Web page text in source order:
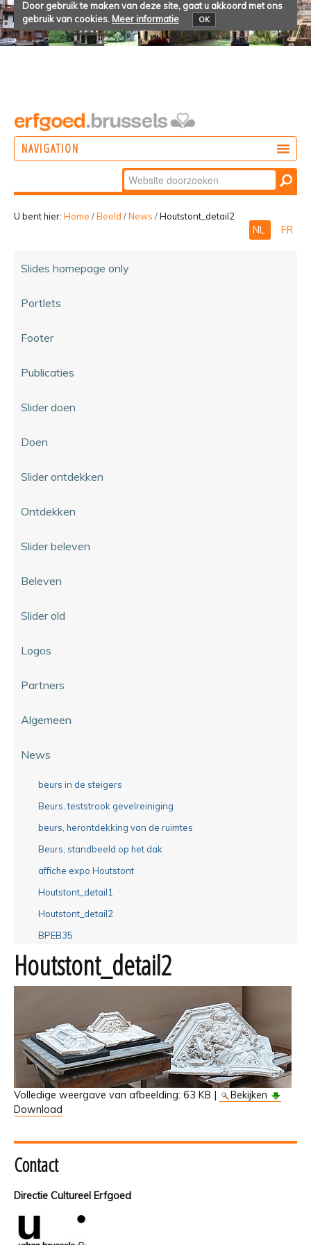
Door gebruik te maken van deze site, gaat u akkoord met ons
gebruik van cookies. Meer informatie OK
NAVIGATION
Zoek
Geavanceerd
zoeken...
U bent hier: Home /Beeld /News /Houtstont_detail2
NL FR
Slides homepage only
Portlets
Footer
Publicaties
Slider doen
Doen
Slider ontdekken
Ontdekken
Slider beleven
Beleven
Slider old
Logos
Partners
Algemeen
News
beurs in de steigers
Beurs, teststrook gevelreiniging
beurs, herontdekking van de ruimtes
Beurs, standbeeld op het dak
affiche expo Houtstont
Houtstont_detail1
Houtstont_detail2
BPEB35
Houtstont_detail2
Volledige weergave van afbeelding: 63 KB |
Bekijken
Download
Contact
Directie Cultureel Erfgoed